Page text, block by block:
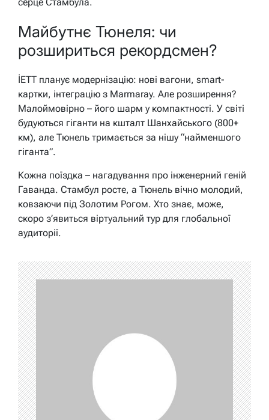
Майбутнє Тюнеля: чи
розшириться рекордсмен?
İETT планує модернізацію: нові вагони, smart-
картки, інтеграцію з Marmaray. Але розширення?
Малоймовірно – його шарм у компактності. У світі
будуються гіганти на кшталт Шанхайського (800+
км), але Тюнель тримається за нішу “найменшого
гіганта”.
Кожна поїздка – нагадування про інженерний геній
Гаванда. Стамбул росте, а Тюнель вічно молодий,
ковзаючи під Золотим Рогом. Хто знає, може,
скоро з’явиться віртуальний тур для глобальної
аудиторії.